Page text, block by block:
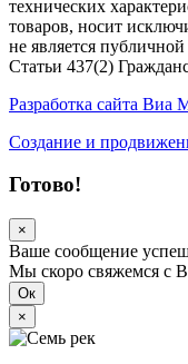
технических
товаров, носит
не является
Статьи 437(2)
Разработка сайта Виа
Создание и
Готово!
×
Ваше сообщение
Мы скоро свяжемся с
Ок
×